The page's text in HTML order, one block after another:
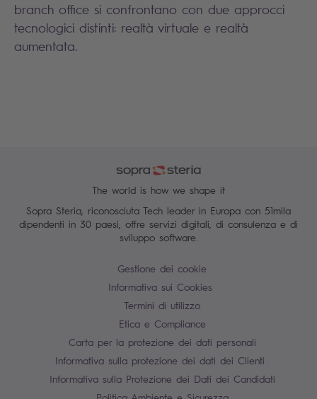
branch office si confrontano con due approcci
tecnologici distinti: realtà virtuale e realtà
aumentata.
The world is how we shape it
Sopra Steria, riconosciuta Tech leader in Europa con 51mila
dipendenti in 30 paesi, offre servizi digitali, di consulenza e di
sviluppo software.
Gestione dei cookie
Informativa sui Cookies
Termini di utilizzo
Etica e Compliance
Carta per la protezione dei dati personali
Informativa sulla protezione dei dati dei Clienti
Informativa sulla Protezione dei Dati dei Candidati